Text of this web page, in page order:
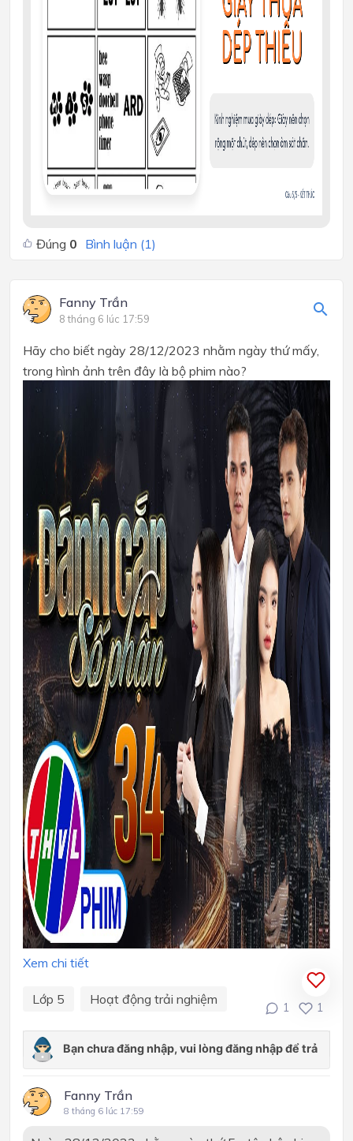
Đúng 0 Bình luận (1)
Fanny Trần
8 tháng 6 lúc 17:59
Hãy cho biết ngày 28/12/2023 nhằm ngày thứ mấy,
trong hình ảnh trên đây là bộ phim nào?
Xem chi tiết
Lớp 5 Hoạt động trải nghiệm
1 1
Fanny Trần
8 tháng 6 lúc 17:59